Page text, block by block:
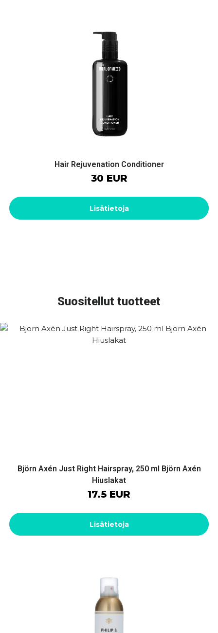
Hair Rejuvenation Conditioner
30 EUR
Lisätietoja
Suositellut tuotteet
Björn Axén Just Right Hairspray, 250 ml Björn Axén
Hiuslakat
17.5 EUR
Lisätietoja